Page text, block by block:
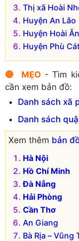
Thị xã Hoài
Huyện An Lão
Huyện Hoài Ân
Huyện Phù
🔴 MẸO- Tìm
cần xem bản đồ:
Danh sách xã
Danh sách
Xem thêm bản
Hà Nội
Hồ Chí Minh
Đà Nẵng
Hải Phòng
Cần Thơ
An Giang
Bà Rịa – Vũng